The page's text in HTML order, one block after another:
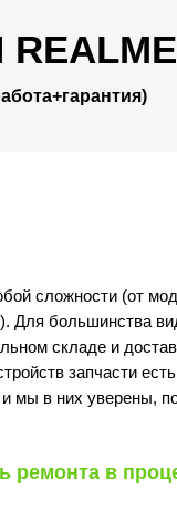
сложности (от
Для большинства
складе и
запчасти
и мы в них уверены,
ремонта в